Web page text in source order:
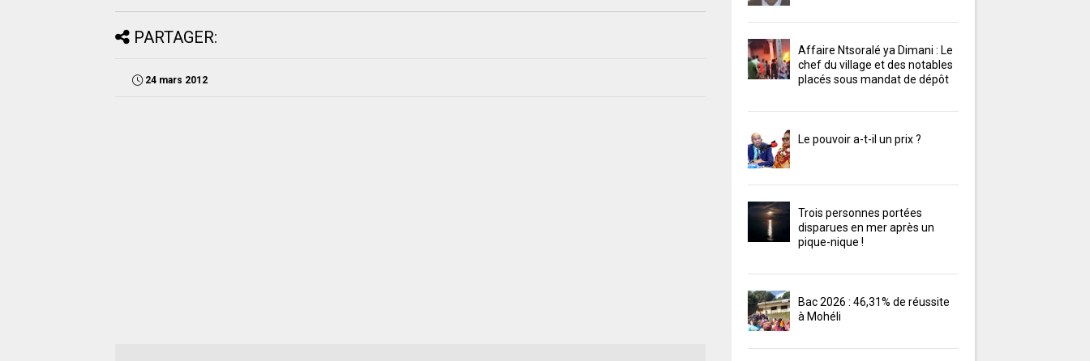
PARTAGER:
24 mars 2012
Affaire Ntsoralé ya Dimani : Le
chef du village et des notables
placés sous mandat de dépôt
Le pouvoir a-t-il un prix ?
Trois personnes portées
disparues en mer après un
pique-nique !
Bac 2026 : 46,31% de réussite
à Mohéli